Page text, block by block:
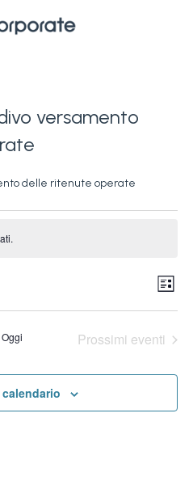
versamento
delle ritenute operate
Lista
Oggi Prossimi eventi